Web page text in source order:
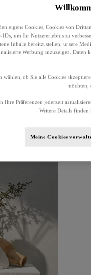
eigene Cookies, Cookies von
IDs, um Ihr Nutzererlebnis zu
Inhalte bereitzustellen, unsere
Werbung anzuzeigen. Daten
wählen, ob Sie alle Cookies
möchten,
Ihre Präferenzen jederzeit
Weitere Details finden
Meine Cookies